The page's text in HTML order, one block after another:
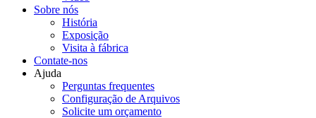
Sobre nós
História
Exposição
Visita à fábrica
Contate-nos
Ajuda
Perguntas frequentes
Configuração de Arquivos
Solicite um orçamento